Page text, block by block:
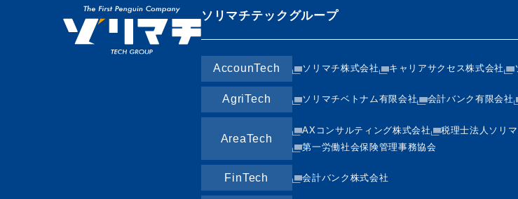
ソリマチテックグループ
AccounTech ソリマチ株式会社 キャリアサクセス株式会社
AgriTech ソリマチベトナム有限会社 会計バンク有限会社
AreaTech
AXコンサルティング株式会社 税理士法人ソリ
第一労働社会保険管理事務協会
FinTech 会計バンク株式会社